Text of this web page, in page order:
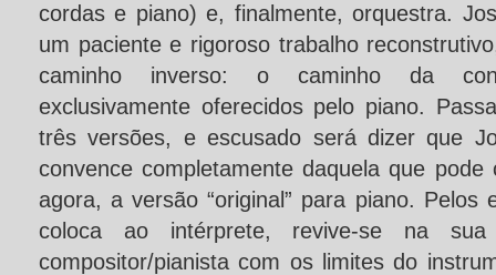
cordas e piano) e, finalmente, orquestra.
um paciente e rigoroso trabalho
caminho inverso: o caminho da
exclusivamente oferecidos pelo piano.
três versões, e escusado será dizer que
convence completamente daquela que
agora, a versão “original” para piano. Pelos
coloca ao intérprete, revive-se na sua
compositor/pianista com os limites do